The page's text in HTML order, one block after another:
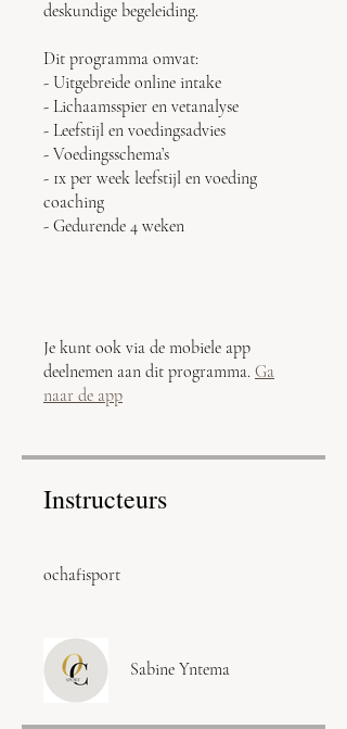
deskundige begeleiding.
Dit programma omvat:
- Uitgebreide online intake
- Lichaamsspier en vetanalyse
- Leefstijl en voedingsadvies
- Voedingsschema’s
- 1x per week leefstijl en voeding
coaching
- Gedurende 4 weken
Je kunt ook via de mobiele app
deelnemen aan dit programma. Ga
naar de app
Instructeurs
ochafisport
Sabine Yntema